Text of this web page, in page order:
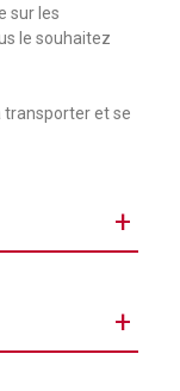
sur les
le souhaitez
et se
+
+